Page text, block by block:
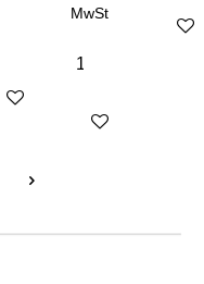
anzeigen
MwSt
Details anzeigen